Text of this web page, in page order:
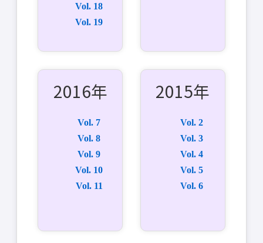
Vol. 18
Vol. 19
2016年
Vol. 7
Vol. 8
Vol. 9
Vol. 10
Vol. 11
2015年
Vol. 2
Vol. 3
Vol. 4
Vol. 5
Vol. 6